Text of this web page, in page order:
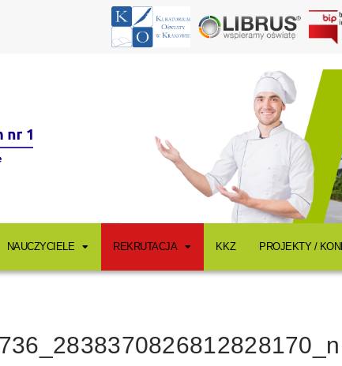
NAUCZYCIELE REKRUTACJA KKZ PROJEKTY /